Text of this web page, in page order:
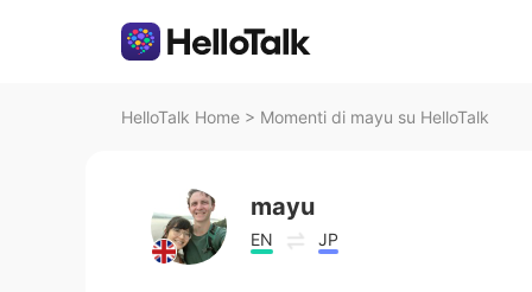
HelloTalk Home > Momenti di mayu su HelloTalk
mayu
EN JP